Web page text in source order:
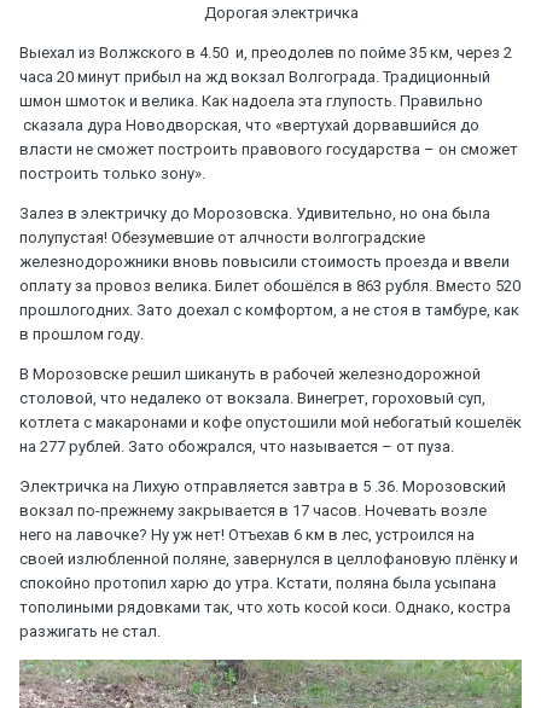
Дорогая электричка
Выехал из Волжского в 4.50 и, преодолев по пойме 35 км, через 2
часа 20 минут прибыл на жд вокзал Волгограда. Традиционный
шмон шмоток и велика. Как надоела эта глупость. Правильно
сказала дура Новодворская, что «вертухай дорвавшийся до
власти не сможет построить правового государства – он сможет
построить только зону».
Залез в электричку до Морозовска. Удивительно, но она была
полупустая! Обезумевшие от алчности волгоградские
железнодорожники вновь повысили стоимость проезда и ввели
оплату за провоз велика. Билет обошёлся в 863 рубля. Вместо 520
прошлогодних. Зато доехал с комфортом, а не стоя в тамбуре, как
в прошлом году.
В Морозовске решил шикануть в рабочей железнодорожной
столовой, что недалеко от вокзала. Винегрет, гороховый суп,
котлета с макаронами и кофе опустошили мой небогатый кошелёк
на 277 рублей. Зато обожрался, что называется – от пуза.
Электричка на Лихую отправляется завтра в 5 .36. Морозовский
вокзал по-прежнему закрывается в 17 часов. Ночевать возле
него на лавочке? Ну уж нет! Отъехав 6 км в лес, устроился на
своей излюбленной поляне, завернулся в целлофановую плёнку и
спокойно протопил харю до утра. Кстати, поляна была усыпана
тополиными рядовками так, что хоть косой коси. Однако, костра
разжигать не стал.